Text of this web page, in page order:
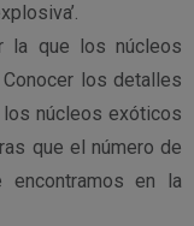
la que los núcleos
los detalles
núcleos exóticos
que el número de
encontramos en la